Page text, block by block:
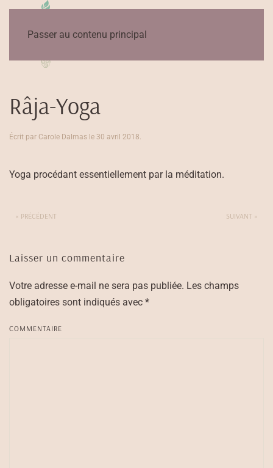
Passer au contenu principal
Râja-Yoga
Écrit par Carole Dalmas le 30 avril 2018
Yoga procédant essentiellement par la méditation.
« PRÉCÉDENT SUIVANT »
Laisser un commentaire
Votre adresse e-mail ne sera pas publiée. Les champs
obligatoires sont indiqués avec *
COMMENTAIRE